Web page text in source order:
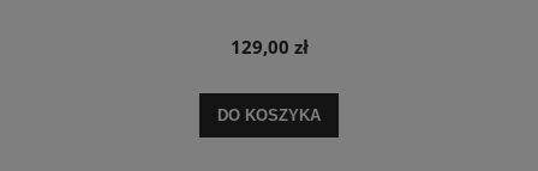
129,00 zł
DO KOSZYKA